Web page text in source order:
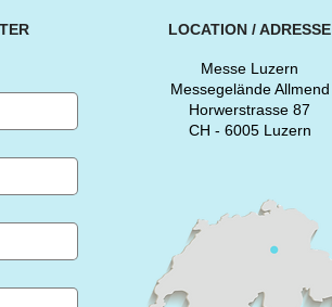
LOCATION / ADRESSE
Messe Luzern
Messegelände Allmend
Horwerstrasse 87
CH - 6005 Luzern